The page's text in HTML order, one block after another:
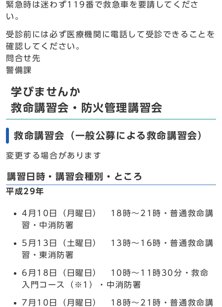
緊急時は迷わず119番で救急車を要請してくださ
い。
受診前には必ず医療機関に電話して受診できることを
確認してください。
問合せ先
警備課
学びませんか
救命講習会・防火管理講習会
救命講習会（一般公募による救命講習会）
変更する場合があります
講習日時・講習会種別・ところ
平成29年
4月10日（月曜日） 18時～21時・普通救命講
習・中消防署
5月13日（土曜日） 13時～16時・普通救命講
習・東消防署
6月18日（日曜日） 10時～11時30分・救命
入門コース（※1）・中消防署
7月10日（月曜日） 18時～21時・普通救命講